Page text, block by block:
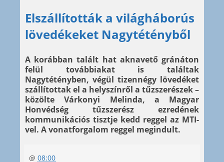
Elszállították a világháborús
lövedékeket Nagytétényből
A korábban talált hat aknavető gránáton
felül továbbiakat is találtak
Nagytétényben, végül tizennégy lövedéket
szállítottak el a helyszínről a tűzszerészek –
közölte Várkonyi Melinda, a Magyar
Honvédség tűzszerész ezredének
kommunikációs tisztje kedd reggel az MTI-
vel. A vonatforgalom reggel megindult.
@ 08:00